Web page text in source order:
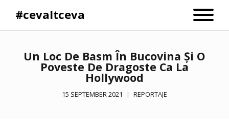
#cevaltceva
Un Loc De Basm În Bucovina Și O
Poveste De Dragoste Ca La
Hollywood
15 SEPTEMBER 2021 REPORTAJE